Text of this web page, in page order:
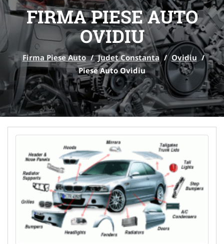
FIRMA PIESE AUTO
OVIDIU
Firma Piese Auto / Judet Constanta / Ovidiu /
Piese Auto Ovidiu